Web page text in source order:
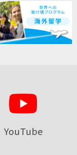
YouTube